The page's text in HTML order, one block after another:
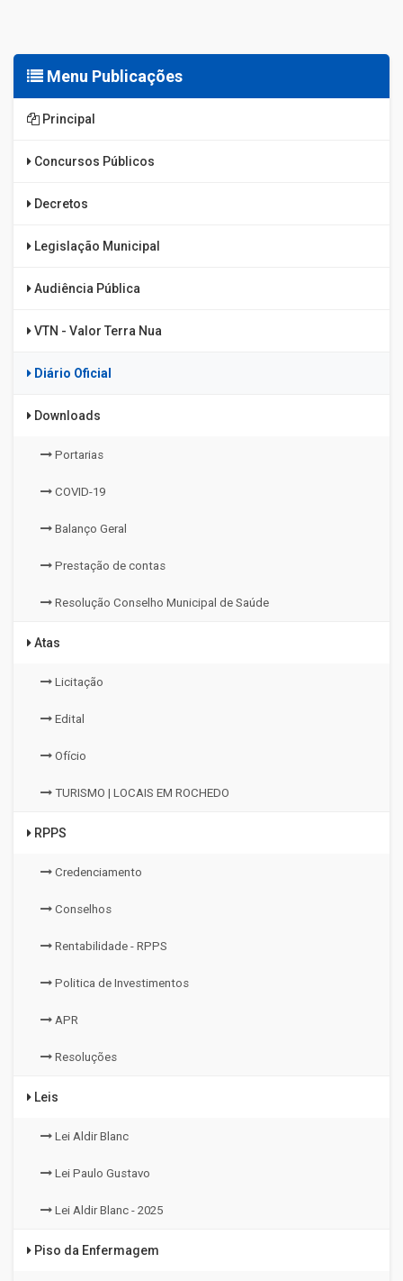
Menu Publicações
Principal
Concursos Públicos
Decretos
Legislação Municipal
Audiência Pública
VTN - Valor Terra Nua
Diário Oficial
Downloads
Portarias
COVID-19
Balanço Geral
Prestação de contas
Resolução Conselho Municipal de Saúde
Atas
Licitação
Edital
Ofício
TURISMO | LOCAIS EM ROCHEDO
RPPS
Credenciamento
Conselhos
Rentabilidade - RPPS
Politica de Investimentos
APR
Resoluções
Leis
Lei Aldir Blanc
Lei Paulo Gustavo
Lei Aldir Blanc - 2025
Piso da Enfermagem